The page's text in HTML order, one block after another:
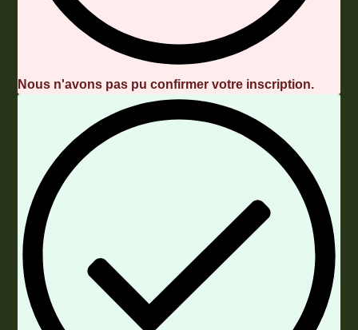
Nous n'avons pas pu confirmer votre inscription.